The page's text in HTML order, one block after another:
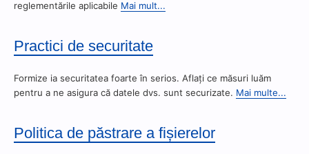
reglementările aplicabile Mai mult...
Practici de securitate
Formize ia securitatea foarte în serios. Aflați ce măsuri luăm
pentru a ne asigura că datele dvs. sunt securizate. Mai multe...
Politica de păstrare a fișierelor